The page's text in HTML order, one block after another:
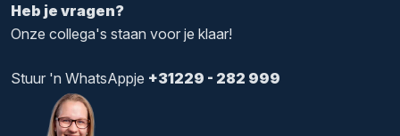
Heb je vragen?
Onze collega's staan voor je klaar!
Stuur 'n WhatsAppje +31229 - 282 999